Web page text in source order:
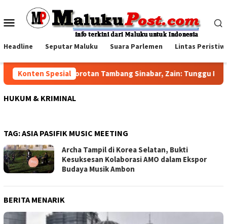
konten
Menu
Headline Seputar Maluku Suara Parlemen Lintas
Konten Spesial
Jawab Sorotan Tambang Sinabar, Zain: Tunggu
HUKUM & KRIMINAL
TAG:ASIA PASIFIK MUSIC MEETING
Archa Tampil di Korea Selatan, Bukti
Kesuksesan Kolaborasi AMO dalam Ekspor
Budaya Musik Ambon
BERITA MENARIK